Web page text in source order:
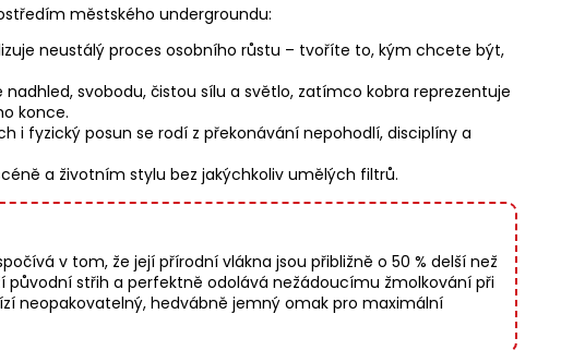
městského undergroundu:
neustálý proces osobního růstu – tvoříte to, kým chcete být,
svobodu, čistou sílu a světlo, zatímco kobra reprezentuje
konce.
i fyzický posun se rodí z překonávání nepohodlí, disciplíny a
a životním stylu bez jakýchkoliv umělých filtrů.
v tom, že její přírodní vlákna jsou přibližně o 50 % delší než
střih a perfektně odolává nežádoucímu žmolkování při
neopakovatelný, hedvábně jemný omak pro maximální